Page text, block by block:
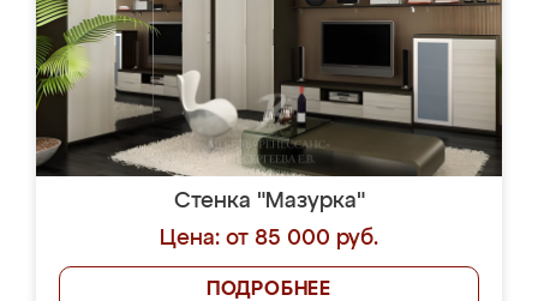
Стенка "Мазурка"
Цена: от 85 000 руб.
ПОДРОБНЕЕ